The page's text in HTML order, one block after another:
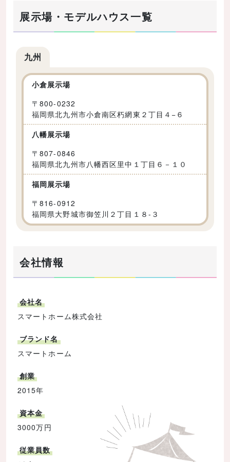
展示場・モデルハウス一覧
九州
小倉展示場
〒800-0232
福岡県北九州市小倉南区朽網東２丁目４−６
八幡展示場
〒807-0846
福岡県北九州市八幡西区里中１丁目６－１０
福岡展示場
〒816-0912
福岡県大野城市御笠川２丁目１８-３
会社情報
会社名
スマートホーム株式会社
ブランド名
スマートホーム
創業
2015年
資本金
3000万円
従業員数